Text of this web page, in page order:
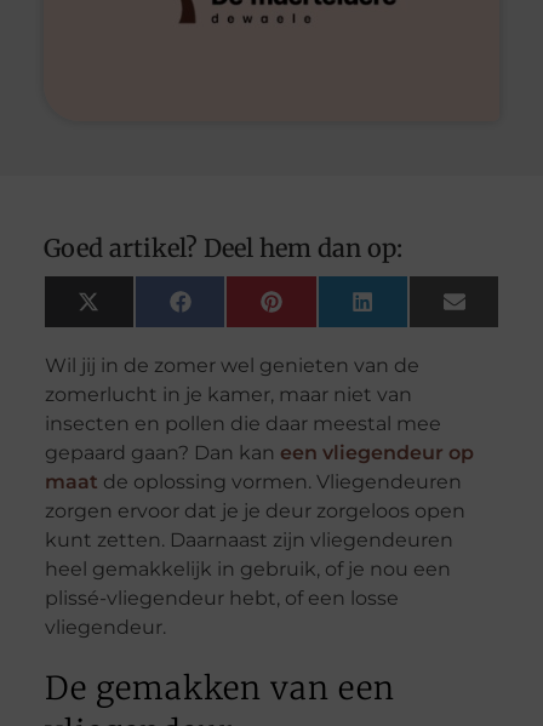
Goed artikel? Deel hem dan op:
X
(Twitter)
FacebookPinterest LinkedIn Email
Wil jij in de zomer wel genieten van de
zomerlucht in je kamer, maar niet van
insecten en pollen die daar meestal mee
gepaard gaan? Dan kan een vliegendeur op
maat de oplossing vormen. Vliegendeuren
zorgen ervoor dat je je deur zorgeloos open
kunt zetten. Daarnaast zijn vliegendeuren
heel gemakkelijk in gebruik, of je nou een
plissé-vliegendeur hebt, of een losse
vliegendeur.
De gemakken van een